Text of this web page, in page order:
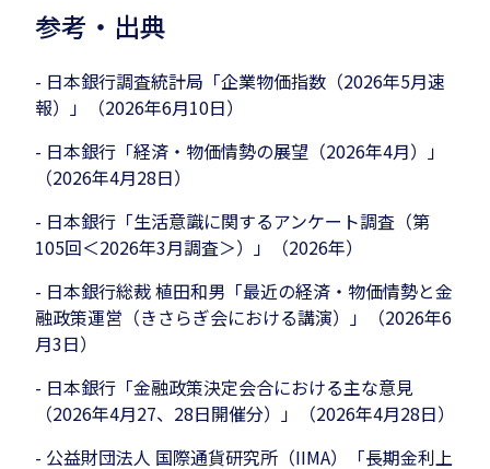
参考・出典
- 日本銀行調査統計局「企業物価指数（2026年5月速
報）」（2026年6月10日）
- 日本銀行「経済・物価情勢の展望（2026年4月）」
（2026年4月28日）
- 日本銀行「生活意識に関するアンケート調査（第
105回＜2026年3月調査＞）」（2026年）
- 日本銀行総裁 植田和男「最近の経済・物価情勢と金
融政策運営（きさらぎ会における講演）」（2026年6
月3日）
- 日本銀行「金融政策決定会合における主な意見
（2026年4月27、28日開催分）」（2026年4月28日）
- 公益財団法人 国際通貨研究所（IIMA）「長期金利上